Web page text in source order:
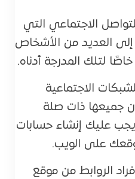
الاجتماعي التي
العديد من الأشخاص
لتلك المدرجة أدناه.
الاجتماعية
جميعها ذات صلة
عليك إنشاء حسابات
على الويب.
الروابط من موقع